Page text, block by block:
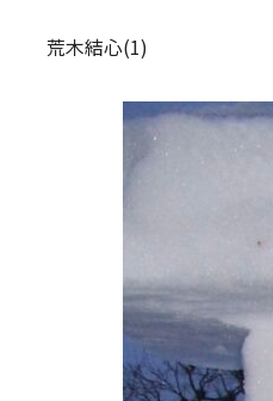
荒木結心(1)